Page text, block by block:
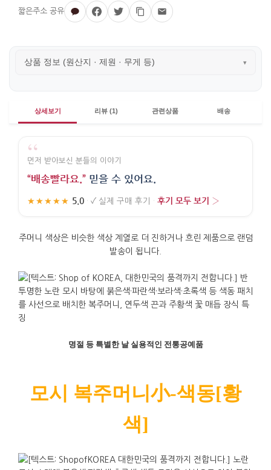
상품 정보 (원산지 · 제원 · 무게 등) ▾
상세보기 리뷰 (1) 관련상품 배송
“
먼저 받아보신 분들의 이야기
“배송빨라요.” 믿을 수 있어요.
★★★★★ 5.0 · ✓ 실제 구매 후기 · 후기 모두 보기 ›
주머니 색상은 비슷한 색상 계열로 더 진하거나 흐린 제품으로 랜덤
발송이 됩니다.
명절 등 특별한 날 실용적인 전통공예품
모시 복주머니小-색동[황
색]